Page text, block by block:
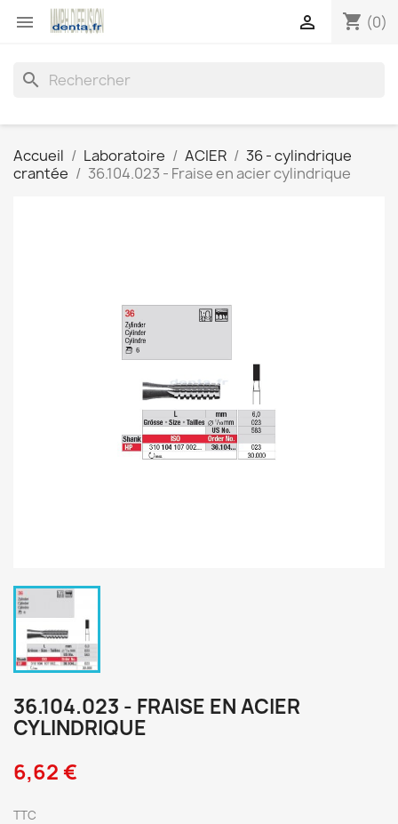
 shopping_cart (0)

search
Accueil Laboratoire ACIER
36 - cylindrique
crantée
36.104.023 - Fraise en acier cylindrique
36.104.023 - FRAISE EN ACIER
CYLINDRIQUE
6,62 €
TTC